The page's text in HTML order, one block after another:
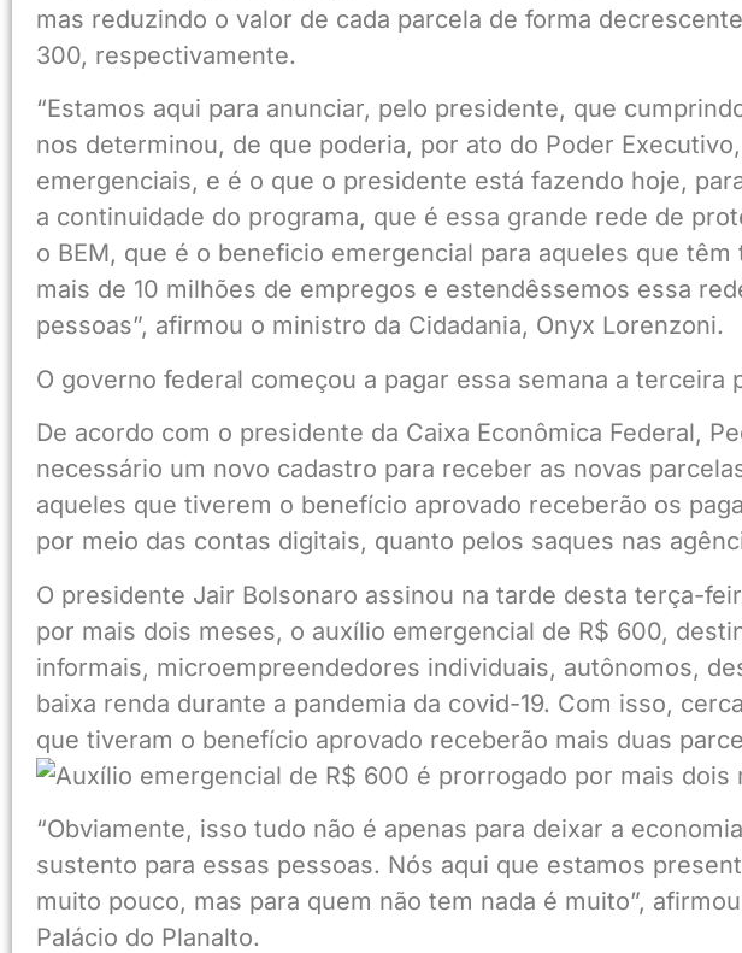
mas reduzindo o valor de cada parcela de forma
300, respectivamente.
“Estamos aqui para anunciar, pelo presidente, que
nos determinou, de que poderia, por ato do Poder
emergenciais, e é o que o presidente está fazendo hoje,
a continuidade do programa, que é essa grande rede de
o BEM, que é o beneficio emergencial para aqueles que
mais de 10 milhões de empregos e estendêssemos essa
pessoas”, afirmou o ministro da Cidadania, Onyx Lorenzoni.
O governo federal começou a pagar essa semana a terceira
De acordo com o presidente da Caixa Econômica Federal,
necessário um novo cadastro para receber as novas
aqueles que tiverem o benefício aprovado receberão os
por meio das contas digitais, quanto pelos saques nas
O presidente Jair Bolsonaro assinou na tarde desta terça-
por mais dois meses, o auxílio emergencial de R$ 600,
informais, microempreendedores individuais, autônomos,
baixa renda durante a pandemia da covid-19. Com isso,
que tiveram o benefício aprovado receberão mais duas
“Obviamente, isso tudo não é apenas para deixar a
sustento para essas pessoas. Nós aqui que estamos
muito pouco, mas para quem não tem nada é muito”,
Palácio do Planalto.